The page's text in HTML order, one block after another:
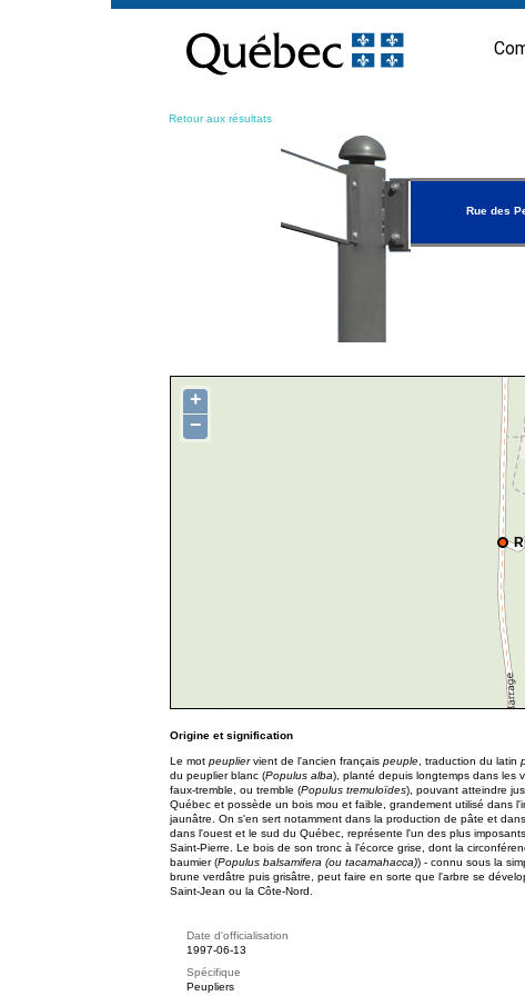
contenu
Retour aux résultats
Rue des
+
−
Origine et signification
Le mot peupliervient de l'ancien français peuple , traduction du latin
du peuplier blanc (Populus alba), planté depuis longtemps dans les
faux-tremble, ou tremble (Populus tremuloïdes), pouvant atteindre
Québec et possède un bois mou et faible, grandement utilisé dans
jaunâtre. On s'en sert notamment dans la production de pâte et
dans l'ouest et le sud du Québec, représente l'un des plus
Saint-Pierre. Le bois de son tronc à l'écorce grise, dont la
baumier (Populus balsamifera (ou tacamahacca)) - connu sous la
brune verdâtre puis grisâtre, peut faire en sorte que l'arbre se
Saint-Jean ou la Côte-Nord.
Date d'officialisation
1997-06-13
Spécifique
Peupliers